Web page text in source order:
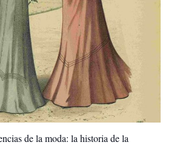
de la moda: la historia de la